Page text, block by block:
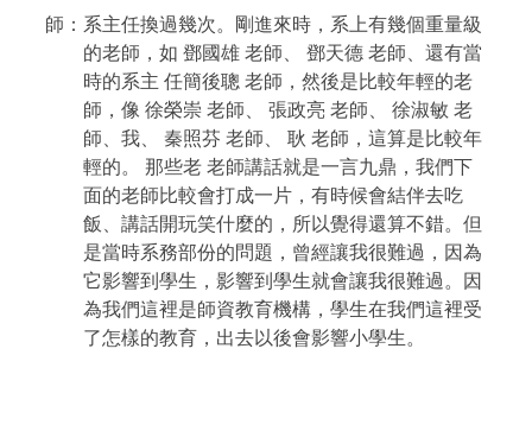
師：系主任換過幾次。剛進來時，系上有幾個重量級
的老師，如 鄧國雄 老師、 鄧天德 老師、還有當
時的系主 任簡後聰 老師，然後是比較年輕的老
師，像 徐榮崇 老師、 張政亮 老師、 徐淑敏 老
師、我、 秦照芬 老師、 耿 老師，這算是比較年
輕的。 那些老 老師講話就是一言九鼎，我們下
面的老師比較會打成一片，有時候會結伴去吃
飯、講話開玩笑什麼的，所以覺得還算不錯。但
是當時系務部份的問題，曾經讓我很難過，因為
它影響到學生，影響到學生就會讓我很難過。因
為我們這裡是師資教育機構，學生在我們這裡受
了怎樣的教育，出去以後會影響小學生。